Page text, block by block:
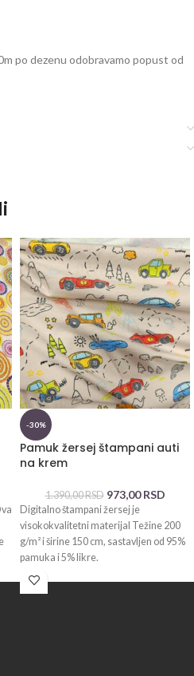
po dezenu odobravamo popust od
-30%
Pamuk žersej štampani auti
na krem
1.390,00RSD 973,00RSD
Digitalno štampani žersej je
visokokvalitetni materijal Težine 200
g/m² i širine 150 cm, sastavljen od 95%
pamuka i 5% likre.